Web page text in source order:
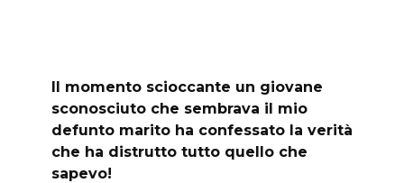
Il momento scioccante un giovane
sconosciuto che sembrava il mio
defunto marito ha confessato la verità
che ha distrutto tutto quello che
sapevo!